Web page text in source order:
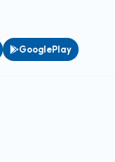
GooglePlay